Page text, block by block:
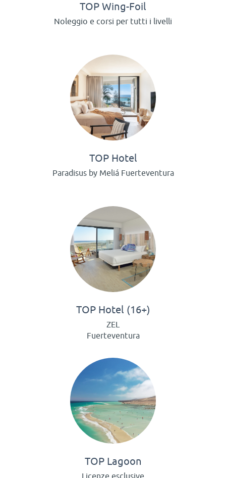
TOP Wing-Foil
Noleggio e corsi per tutti i livelli
TOP Hotel
Paradisus by Meliá Fuerteventura
TOP Hotel (16+)
ZEL
Fuerteventura
TOP Lagoon
Licenze esclusive